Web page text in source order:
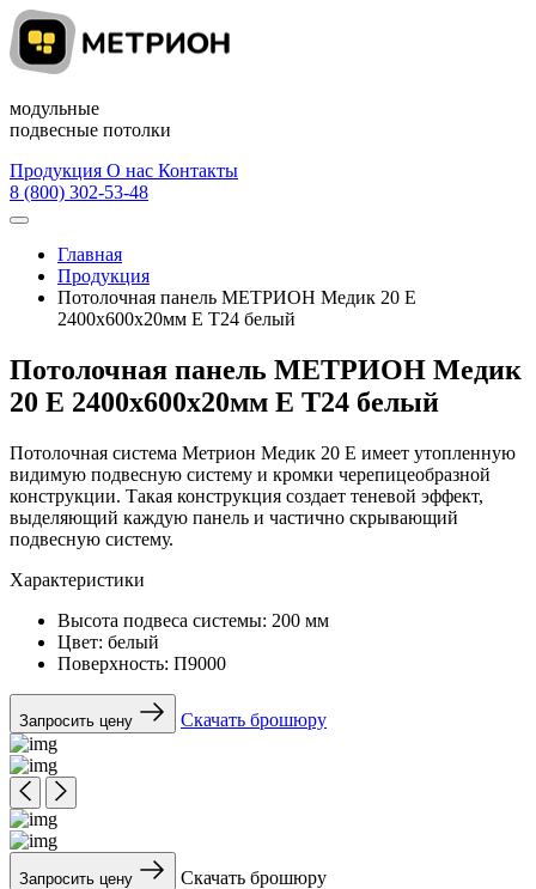
модульные
подвесные потолки
Продукция О нас Контакты
8 (800) 302-53-48
Главная
Продукция
Потолочная панель МЕТРИОН Медик 20 Е
2400х600х20мм Е Т24 белый
Потолочная панель МЕТРИОН Медик
20 Е 2400х600х20мм Е Т24 белый
Потолочная система Метрион Медик 20 Е имеет утопленную
видимую подвесную систему и кромки черепицеобразной
конструкции. Такая конструкция создает теневой эффект,
выделяющий каждую панель и частично скрывающий
подвесную систему.
Характеристики
Высота подвеса системы: 200 мм
Цвет: белый
Поверхность: П9000
Запросить цену Скачать брошюру
Запросить цену Скачать брошюру